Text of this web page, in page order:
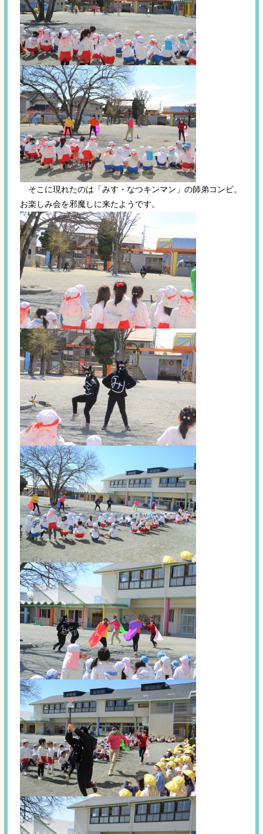
そこに現れたのは「みす・なつキンマン」の師弟コンビ。
お楽しみ会を邪魔しに来たようです。